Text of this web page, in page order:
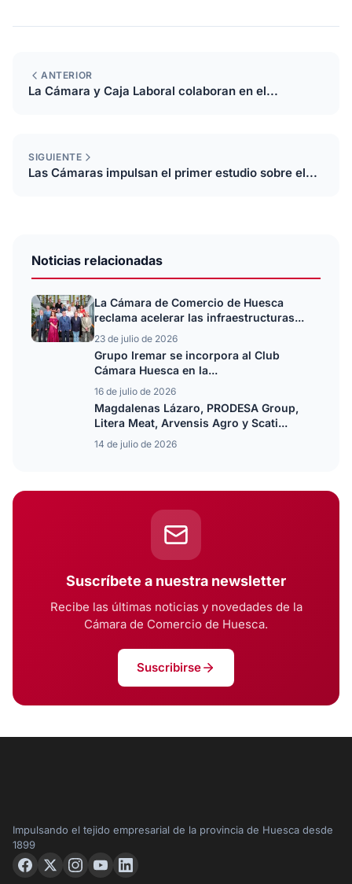
ANTERIOR
La Cámara y Caja Laboral colaboran en el...
SIGUIENTE
Las Cámaras impulsan el primer estudio sobre el...
Noticias relacionadas
La Cámara de Comercio de Huesca
reclama acelerar las infraestructuras...
23 de julio de 2026
Grupo Iremar se incorpora al Club
Cámara Huesca en la...
16 de julio de 2026
Magdalenas Lázaro, PRODESA Group,
Litera Meat, Arvensis Agro y Scati...
14 de julio de 2026
Suscríbete a nuestra newsletter
Recibe las últimas noticias y novedades de la
Cámara de Comercio de Huesca.
Suscribirse
Impulsando el tejido empresarial de la provincia de Huesca desde
1899